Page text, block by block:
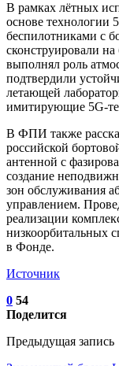
В рамках лётных
основе технологии
беспилотниками с
сконструировали
выполнял роль
подтвердили
летающей
имитирующие 5G-
В ФПИ также
российской
антенной с
создание
зон обслуживания
управлением.
реализации
низкоорбитальных
в Фонде.
Источник
0 54
Поделится
Предыдущая запись